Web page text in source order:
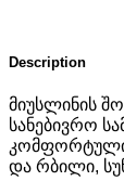
Description
მიუსლინის
სანებივრო
კომფორტული
და რბილი,